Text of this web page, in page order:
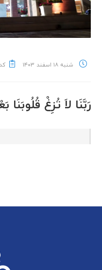
شنبه ۱۸ اسفند ۱۴۰۳ کد
رَبَّنَا لاَ تُزِغْ